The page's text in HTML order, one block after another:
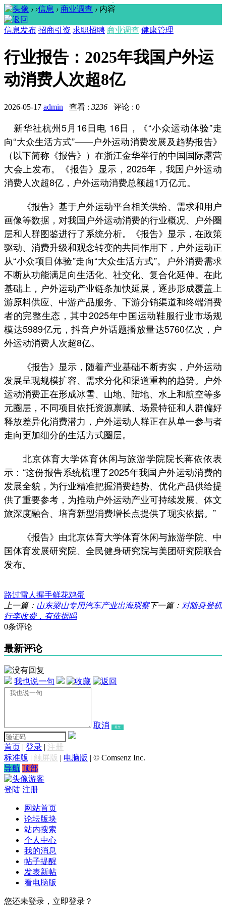
› ›信息 › 商业调查 › 内容
信息发布 招商引资 求职招聘 商业调查 健康管理
行业报告：2025年我国户外运
动消费人次超8亿
2026-05-17 admin 查看 : 3236 评论 : 0
新华社杭州5月16日电 16日，《“小众运动体验”走
向“大众生活方式”——户外运动消费发展及趋势报告》
（以下简称《报告》）在浙江金华举行的中国国际露营
大会上发布。《报告》显示，2025年，我国户外运动
消费人次超8亿，户外运动消费总额超1万亿元。
《报告》基于户外运动平台相关供给、需求和用户
画像等数据，对我国户外运动消费的行业概况、户外圈
层和人群图鉴进行了系统分析。《报告》显示，在政策
驱动、消费升级和观念转变的共同作用下，户外运动正
从“小众项目体验”走向“大众生活方式”。户外消费需求
不断从功能满足向生活化、社交化、复合化延伸。在此
基础上，户外运动产业链条加快延展，逐步形成覆盖上
游原料供应、中游产品服务、下游分销渠道和终端消费
者的完整生态，其中2025年中国运动鞋服行业市场规
模达5989亿元，抖音户外话题播放量达5760亿次，户
外运动消费人次超8亿。
《报告》显示，随着产业基础不断夯实，户外运动
发展呈现规模扩容、需求分化和渠道重构的趋势。户外
运动消费正在形成冰雪、山地、陆地、水上和航空等多
元圈层，不同项目依托资源禀赋、场景特征和人群偏好
释放差异化消费潜力，户外运动人群正在从单一参与者
走向更加细分的生活方式圈层。
北京体育大学体育休闲与旅游学院院长蒋依依表
示：“这份报告系统梳理了2025年我国户外运动消费的
发展全貌，为行业精准把握消费趋势、优化产品供给提
供了重要参考，为推动户外运动产业可持续发展、体文
旅深度融合、培育新型消费增长点提供了现实依据。”
《报告》由北京体育大学体育休闲与旅游学院、中
国体育发展研究院、全民健身研究院与美团研究院联合
发布。
路过雷人 握手鲜花鸡蛋
上一篇： 山东梁山专用汽车产业出海观察下一篇： 对随身登机
行李收费，有依据吗
0条评论
最新评论
我也说一句
取消 提交
首页 | 登录 | 注册
标准版 | 触屏版 | 电脑版 | © Comsenz Inc.
导航 顶部
游客
登陆 注册
网站首页
论坛版块
站内搜索
个人中心
我的消息
帖子提醒
发表新帖
看电脑版
您还未登录，立即登录？